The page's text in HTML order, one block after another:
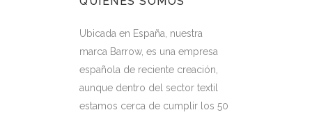
Ubicada en España, nuestra
marca Barrow, es una empresa
española de reciente creación,
aunque dentro del sector textil
estamos cerca de cumplir los 50